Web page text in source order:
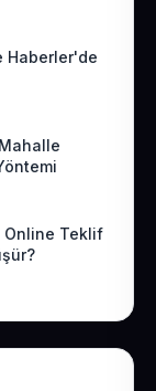
Haberler'de
Online Teklif